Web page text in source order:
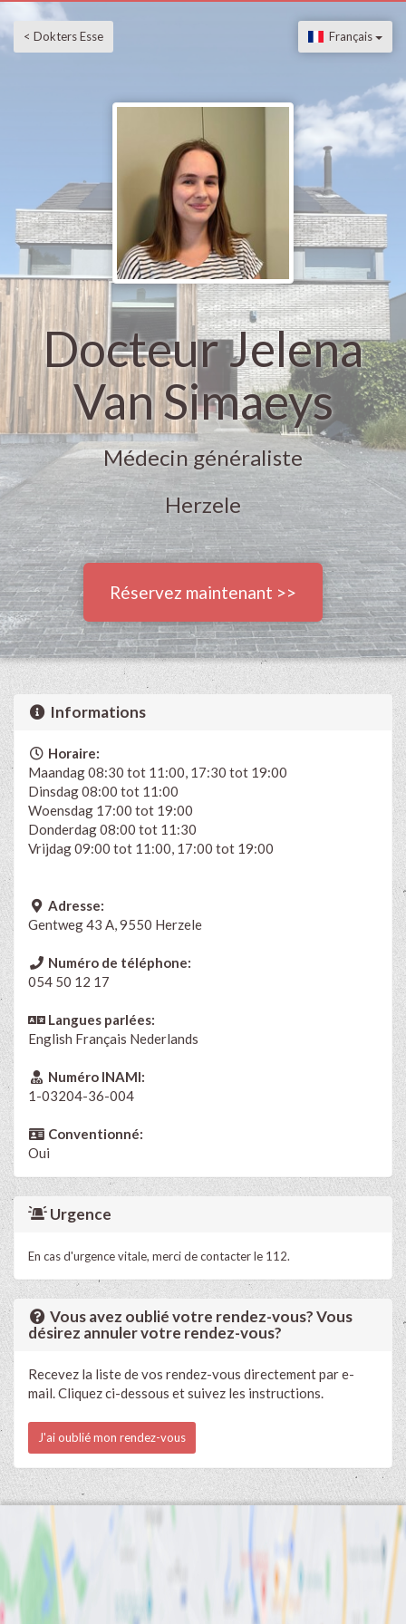
< Dokters Esse Français
Docteur Jelena
Van Simaeys
Médecin généraliste
Herzele
Réservez maintenant >>
Informations
Horaire:
Maandag 08:30 tot 11:00, 17:30 tot 19:00
Dinsdag 08:00 tot 11:00
Woensdag 17:00 tot 19:00
Donderdag 08:00 tot 11:30
Vrijdag 09:00 tot 11:00, 17:00 tot 19:00
Adresse:
Gentweg 43 A, 9550 Herzele
Numéro de téléphone:
054 50 12 17
Langues parlées:
English Français Nederlands
Numéro INAMI:
1-03204-36-004
Conventionné:
Oui
Urgence
En cas d'urgence vitale, merci de contacter le 112.
Vous avez oublié votre rendez-vous? Vous
désirez annuler votre rendez-vous?
Recevez la liste de vos rendez-vous directement par e-
mail. Cliquez ci-dessous et suivez les instructions.
J'ai oublié mon rendez-vous